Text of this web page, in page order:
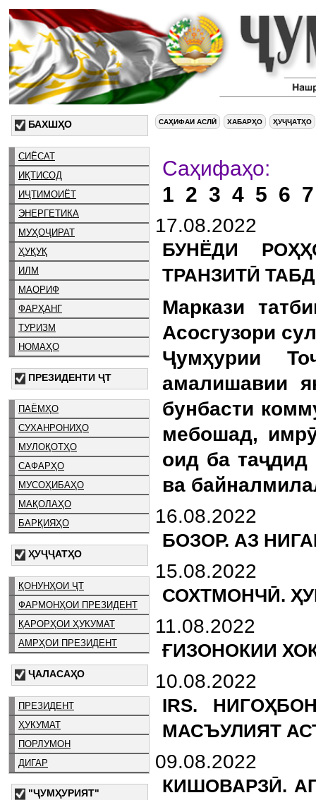
БАХШҲО
СИЁСАТ
ИҚТИСОД
ИҶТИМОИЁТ
ЭНЕРГЕТИКА
МУҲОҶИРАТ
ҲУҚУҚ
ИЛМ
МАОРИФ
ФАРҲАНГ
ТУРИЗМ
НОМАҲО
ПРЕЗИДЕНТИ ҶТ
ПАЁМҲО
СУХАНРОНИҲО
МУЛОҚОТҲО
САФАРҲО
МУСОҲИБАҲО
МАҚОЛАҲО
БАРҚИЯҲО
ҲУҶҶАТҲО
ҚОНУНҲОИ ҶТ
ФАРМОНҲОИ ПРЕЗИДЕНТ
ҚАРОРҲОИ ҲУКУМАТ
АМРҲОИ ПРЕЗИДЕНТ
ҶАЛАСАҲО
ПРЕЗИДЕНТ
ҲУКУМАТ
ПОРЛУМОН
ДИГАР
"ҶУМҲУРИЯТ"
САҲИФАИ АСЛӢ ХАБАРҲО ҲУҶҶАТҲО
1 2 3 4 5 6 7
17.08.2022
БУНЁДИ
ТРАНЗИТӢ
Маркази
Асосгузори
Ҷумҳурии
амалишавии
бунбасти
мебошад,
оид ба таҷдид
ва
16.08.2022
БОЗОР. АЗ
15.08.2022
СОХТМОНЧӢ.
11.08.2022
ҒИЗОНОКИИ
10.08.2022
IRS.
МАСЪУЛИЯТ
09.08.2022
КИШОВАРЗӢ.